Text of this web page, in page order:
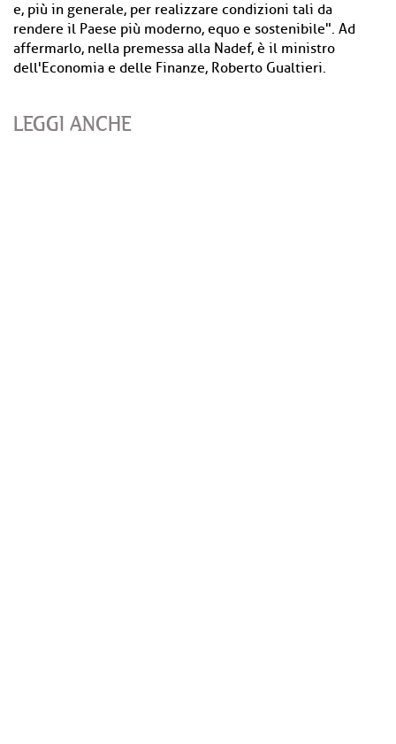
e, più in generale, per realizzare condizioni tali da
rendere il Paese più moderno, equo e sostenibile". Ad
affermarlo, nella premessa alla Nadef, è il ministro
dell'Economia e delle Finanze, Roberto Gualtieri.
LEGGI ANCHE